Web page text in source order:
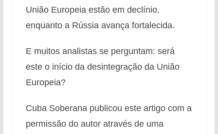
União Europeia estão em declínio,
enquanto a Rússia avança fortalecida.
E muitos analistas se perguntam: será
este o início da desintegração da União
Europeia?
Cuba Soberana publicou este artigo com a
permissão do autor através de uma